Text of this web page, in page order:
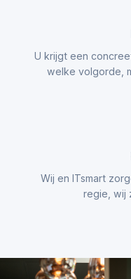
U krijgt een
welke volgorde,
Wij en ITsmart
regie, wij